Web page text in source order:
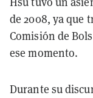
de 2008, ya que
Comisión de
ese momento.
Durante su